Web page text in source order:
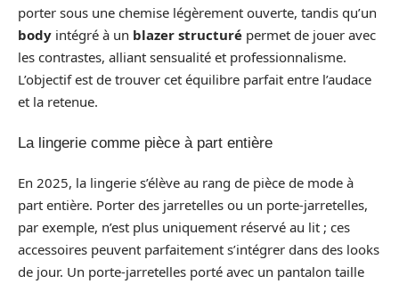
porter sous une chemise légèrement ouverte, tandis qu’un
body intégré à un blazer structuré permet de jouer avec
les contrastes, alliant sensualité et professionnalisme.
L’objectif est de trouver cet équilibre parfait entre l’audace
et la retenue.
La lingerie comme pièce à part entière
En 2025, la lingerie s’élève au rang de pièce de mode à
part entière. Porter des jarretelles ou un porte-jarretelles,
par exemple, n’est plus uniquement réservé au lit ; ces
accessoires peuvent parfaitement s’intégrer dans des looks
de jour. Un porte-jarretelles porté avec un pantalon taille